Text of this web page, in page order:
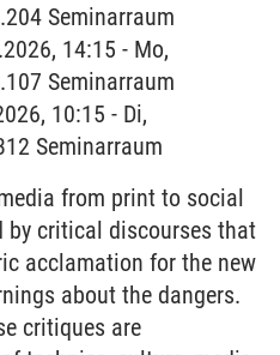
Seminarraum
14:15 - Mo,
Seminarraum
10:15 - Di,
Seminarraum
from print to social
by critical discourses that
acclamation for the new
about the dangers.
critiques are